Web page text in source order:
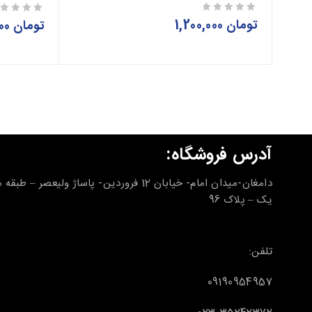
تومان تومان
آدرس فروشگاه:
دامغان-میدان امام- خیابان 12 فروردین- پاساژ ولیعصر –
یک – پلاک 96
تلفن:
09190954957